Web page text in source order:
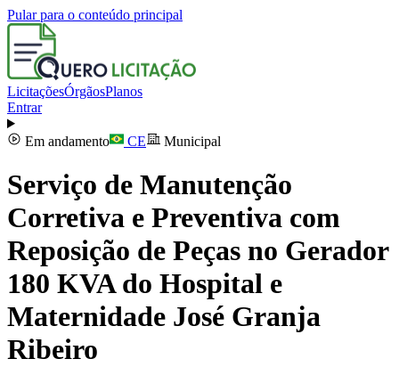
Pular para o conteúdo principal
LicitaçõesÓrgãosPlanos
Entrar
Em andamento CE Municipal
Serviço de Manutenção
Corretiva e Preventiva com
Reposição de Peças no Gerador
180 KVA do Hospital e
Maternidade José Granja
Ribeiro